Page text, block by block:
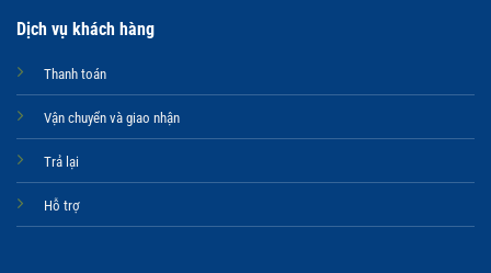
Dịch vụ khách hàng
Thanh toán
Vận chuyển và giao nhận
Trả lại
Hỗ trợ